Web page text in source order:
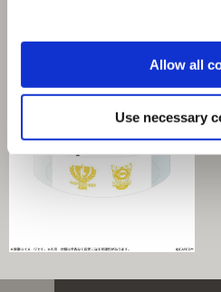
Allow all
Use necessary
ドチャンピオンシップ 2025 バ